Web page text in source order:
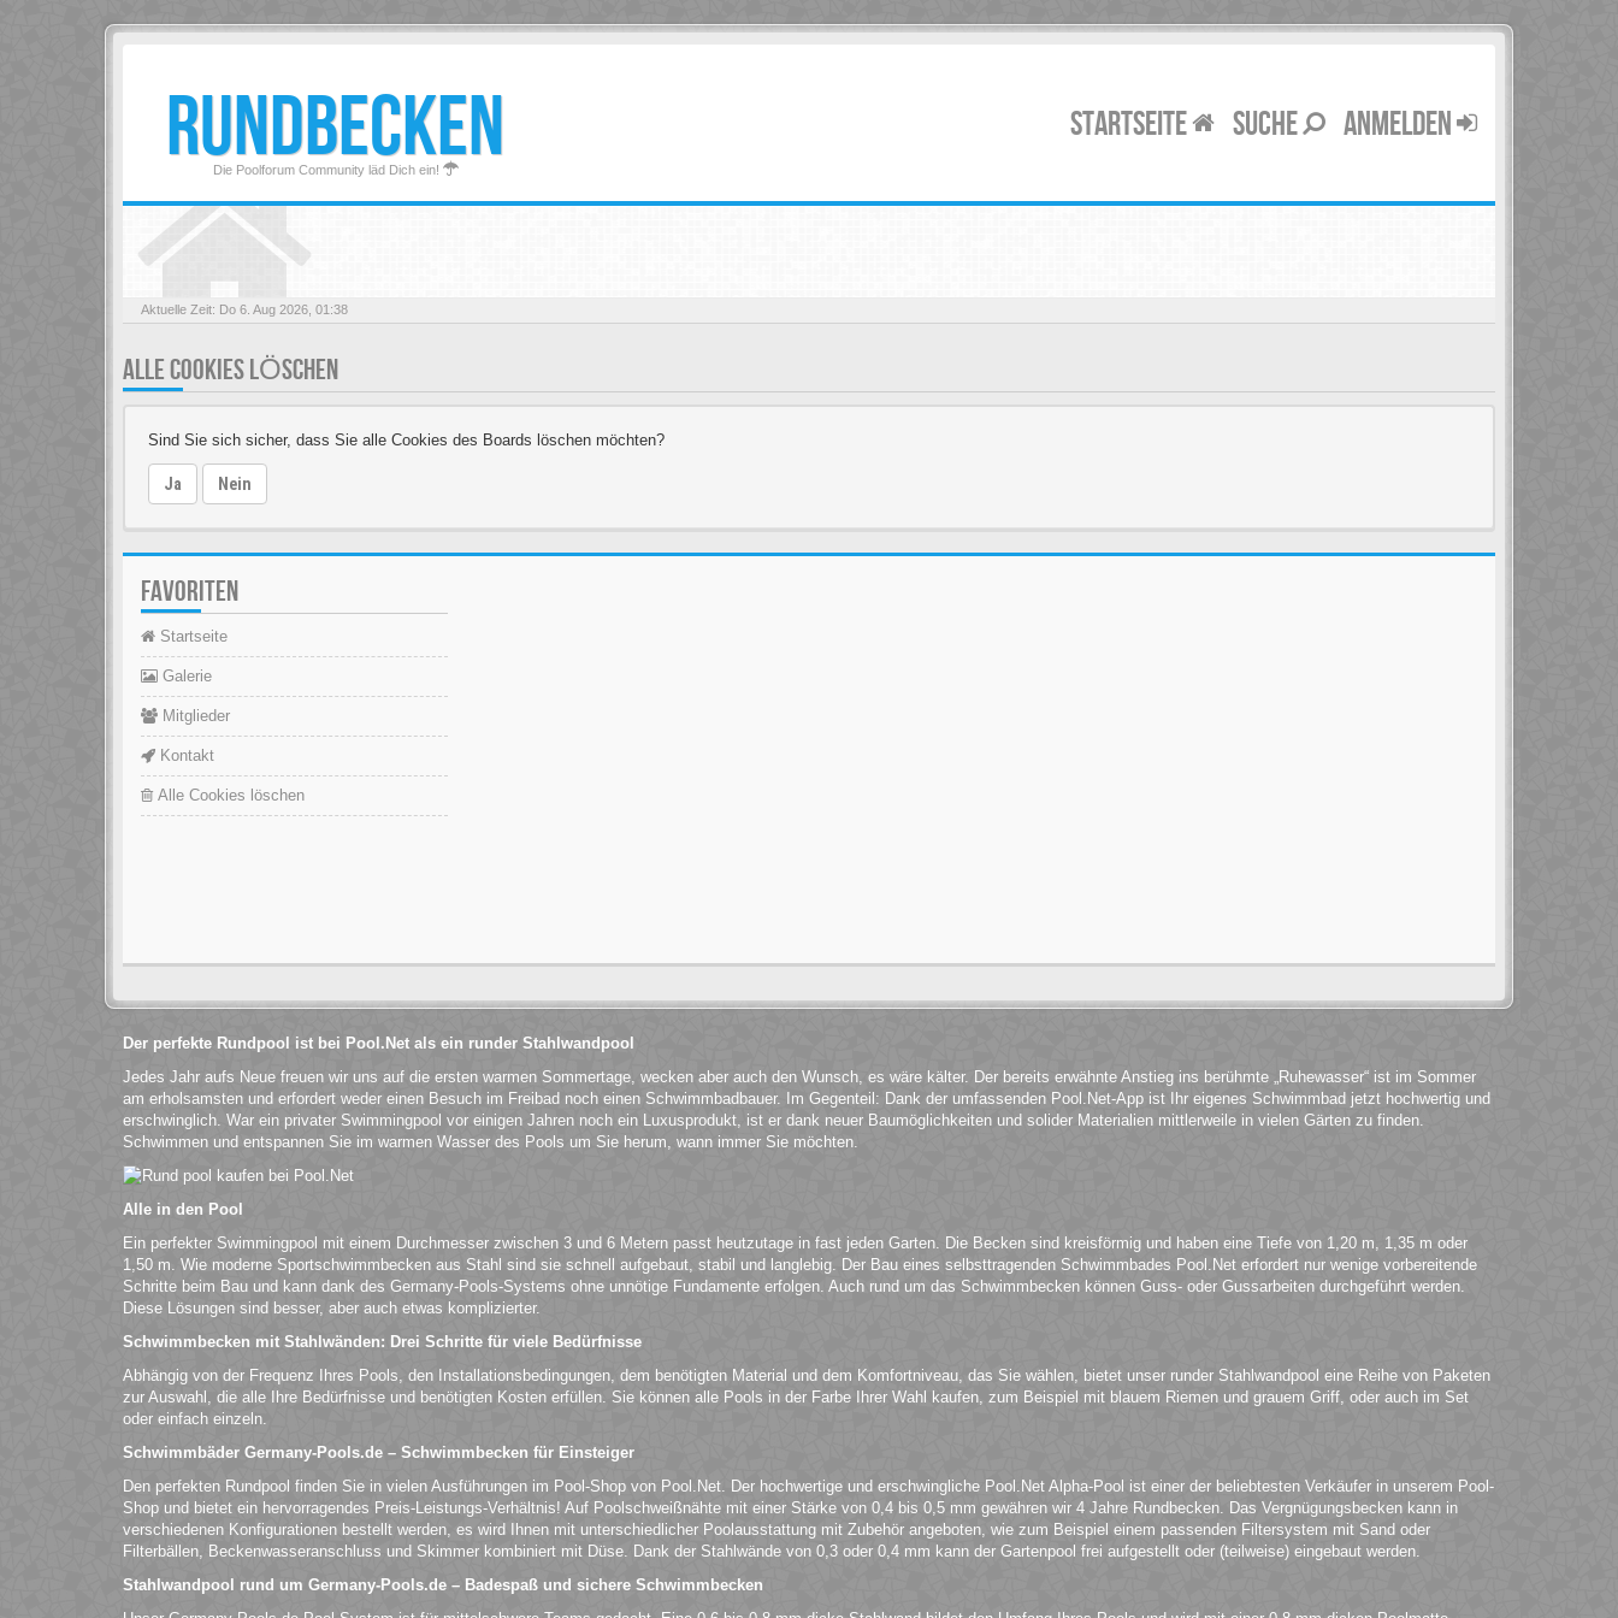
RUNDBECKEN
Die Poolforum Community läd Dich ein!
STARTSEITE SUCHE ANMELDEN
Aktuelle Zeit: Do 6. Aug 2026, 01:38
ALLE COOKIES LÖSCHEN
Sind Sie sich sicher, dass Sie alle Cookies des Boards löschen möchten?
Ja Nein
FAVORITEN
Startseite
Galerie
Mitglieder
Kontakt
Alle Cookies löschen
Der perfekte Rundpool ist bei Pool.Net als ein runder Stahlwandpool
Jedes Jahr aufs Neue freuen wir uns auf die ersten warmen Sommertage, wecken aber auch den Wunsch, es wäre kälter. Der bereits erwähnte Anstieg ins berühmte „Ruhewasser“ ist im Sommer
am erholsamsten und erfordert weder einen Besuch im Freibad noch einen Schwimmbadbauer. Im Gegenteil: Dank der umfassenden Pool.Net-App ist Ihr eigenes Schwimmbad jetzt hochwertig und
erschwinglich. War ein privater Swimmingpool vor einigen Jahren noch ein Luxusprodukt, ist er dank neuer Baumöglichkeiten und solider Materialien mittlerweile in vielen Gärten zu finden.
Schwimmen und entspannen Sie im warmen Wasser des Pools um Sie herum, wann immer Sie möchten.
Alle in den Pool
Ein perfekter Swimmingpool mit einem Durchmesser zwischen 3 und 6 Metern passt heutzutage in fast jeden Garten. Die Becken sind kreisförmig und haben eine Tiefe von 1,20 m, 1,35 m oder
1,50 m. Wie moderne Sportschwimmbecken aus Stahl sind sie schnell aufgebaut, stabil und langlebig. Der Bau eines selbsttragenden Schwimmbades Pool.Net erfordert nur wenige vorbereitende
Schritte beim Bau und kann dank des Germany-Pools-Systems ohne unnötige Fundamente erfolgen. Auch rund um das Schwimmbecken können Guss- oder Gussarbeiten durchgeführt werden.
Diese Lösungen sind besser, aber auch etwas komplizierter.
Schwimmbecken mit Stahlwänden: Drei Schritte für viele Bedürfnisse
Abhängig von der Frequenz Ihres Pools, den Installationsbedingungen, dem benötigten Material und dem Komfortniveau, das Sie wählen, bietet unser runder Stahlwandpool eine Reihe von Paketen
zur Auswahl, die alle Ihre Bedürfnisse und benötigten Kosten erfüllen. Sie können alle Pools in der Farbe Ihrer Wahl kaufen, zum Beispiel mit blauem Riemen und grauem Griff, oder auch im Set
oder einfach einzeln.
Schwimmbäder Germany-Pools.de – Schwimmbecken für Einsteiger
Den perfekten Rundpool finden Sie in vielen Ausführungen im Pool-Shop von Pool.Net. Der hochwertige und erschwingliche Pool.Net Alpha-Pool ist einer der beliebtesten Verkäufer in unserem Pool-
Shop und bietet ein hervorragendes Preis-Leistungs-Verhältnis! Auf Poolschweißnähte mit einer Stärke von 0,4 bis 0,5 mm gewähren wir 4 Jahre Rundbecken. Das Vergnügungsbecken kann in
verschiedenen Konfigurationen bestellt werden, es wird Ihnen mit unterschiedlicher Poolausstattung mit Zubehör angeboten, wie zum Beispiel einem passenden Filtersystem mit Sand oder
Filterbällen, Beckenwasseranschluss und Skimmer kombiniert mit Düse. Dank der Stahlwände von 0,3 oder 0,4 mm kann der Gartenpool frei aufgestellt oder (teilweise) eingebaut werden.
Stahlwandpool rund um Germany-Pools.de – Badespaß und sichere Schwimmbecken